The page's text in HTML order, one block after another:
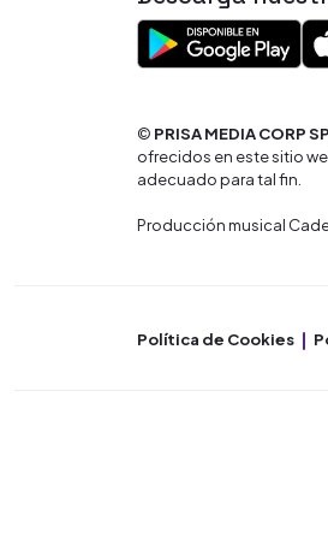
© PRISA MEDIA CORP
ofrecidos en este sitio
adecuado para tal fin.
Producción musical
Política de Cookies